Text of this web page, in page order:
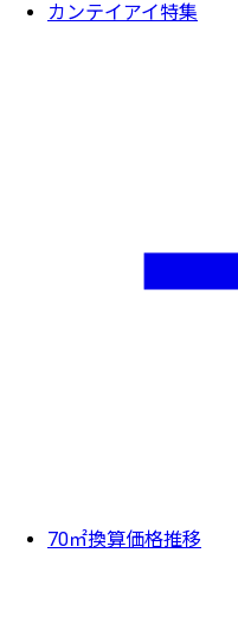
カンテイアイ特集
70㎡換算価格推移